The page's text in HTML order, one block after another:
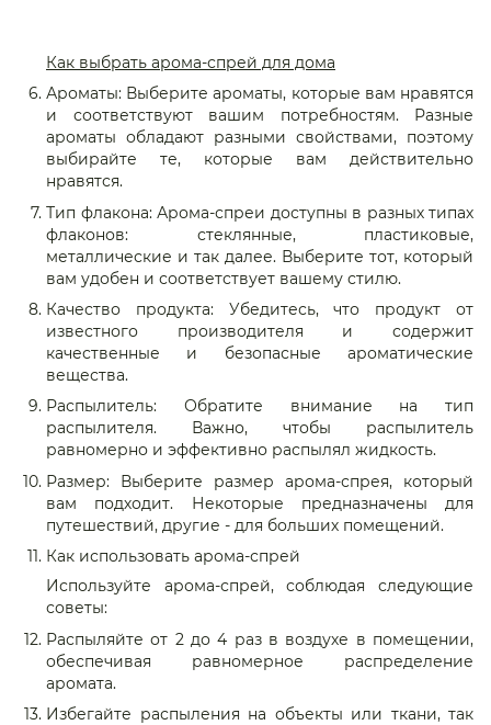
Как выбрать арома-спрей для дома
Ароматы: Выберите ароматы, которые вам нравятся
и соответствуют вашим потребностям. Разные
ароматы обладают разными свойствами, поэтому
выбирайте те, которые вам действительно
нравятся.
Тип флакона: Арома-спреи доступны в разных типах
флаконов: стеклянные, пластиковые,
металлические и так далее. Выберите тот, который
вам удобен и соответствует вашему стилю.
Качество продукта: Убедитесь, что продукт от
известного производителя и содержит
качественные и безопасные ароматические
вещества.
Распылитель: Обратите внимание на тип
распылителя. Важно, чтобы распылитель
равномерно и эффективно распылял жидкость.
Размер: Выберите размер арома-спрея, который
вам подходит. Некоторые предназначены для
путешествий, другие - для больших помещений.
Как использовать арома-спрей
Используйте арома-спрей, соблюдая следующие
советы:
Распыляйте от 2 до 4 раз в воздухе в помещении,
обеспечивая равномерное распределение
аромата.
Избегайте распыления на объекты или ткани, так